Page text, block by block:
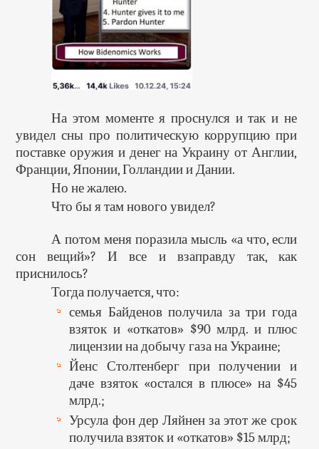
На этом моменте я проснулся и так и не
увидел сны про политическую коррупцию при
поставке оружия и денег на Украину от Англии,
Франции, Японии, Голландии и Дании.
Но не жалею.
Что бы я там нового увидел?
А потом меня поразила мысль «а что, если
сон вещий»? И все и взаправду так, как
приснилось?
Тогда получается, что:
семья Байденов получила за три года
взяток и «откатов» $90 млрд. и плюс
лицензии на добычу газа на Украине;
Йенс Столтенберг при получении и
даче взяток «остался в плюсе» на $45
млрд.;
Урсула фон дер Ляйнен за этот же срок
получила взяток и «откатов» $15 млрд;